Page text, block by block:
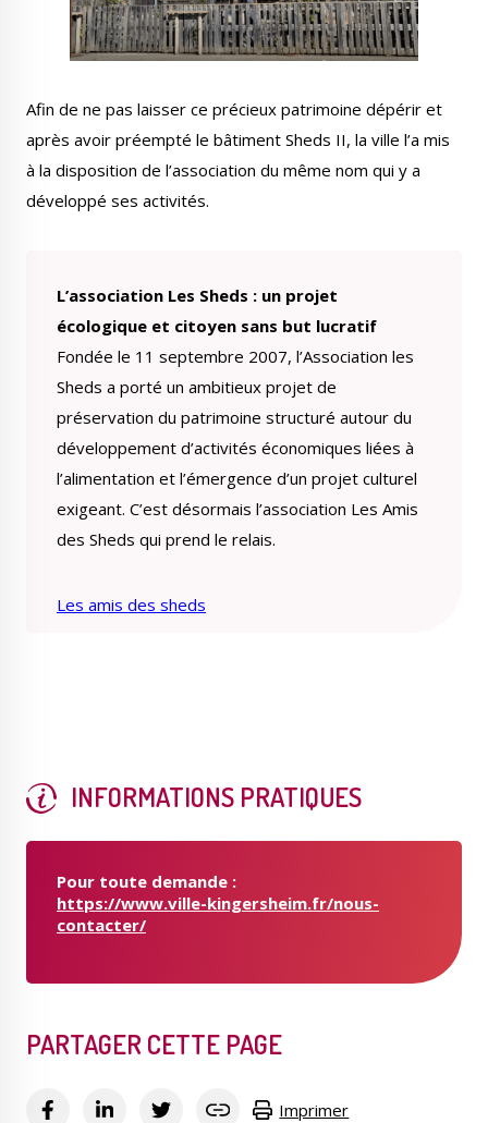
Afin de ne pas laisser ce précieux patrimoine dépérir et
après avoir préempté le bâtiment Sheds II, la ville l’a mis
à la disposition de l’association du même nom qui y a
développé ses activités.
L’association Les Sheds : un projet
écologique et citoyen sans but lucratif
Fondée le 11 septembre 2007, l’Association les
Sheds a porté un ambitieux projet de
préservation du patrimoine structuré autour du
développement d’activités économiques liées à
l’alimentation et l’émergence d’un projet culturel
exigeant. C’est désormais l’association Les Amis
des Sheds qui prend le relais.
Les amis des sheds
INFORMATIONS PRATIQUES
Pour toute demande :
https://www.ville-kingersheim.fr/nous-
contacter/
PARTAGER CETTE PAGE
Imprimer